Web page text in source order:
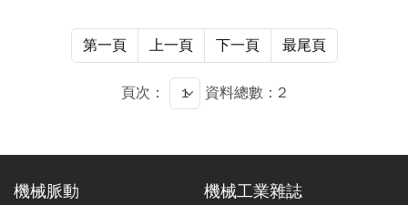
案例，以及未來市場趨勢，包括與氫能應用相關的水電解
產氫設備，壓縮空氣儲能系統、飛輪儲能系統，以及智慧
第一頁 上一頁 下一頁 最尾頁
頁次： 資料總數：2
機械脈動 機械工業雜誌